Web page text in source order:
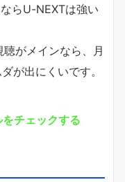
らU-NEXTは強い
がメインなら、月
が出にくいです。
チェックする